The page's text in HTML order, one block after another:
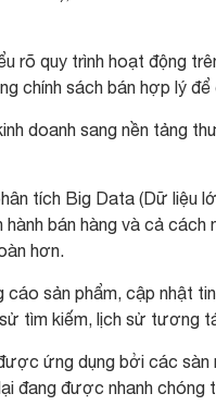
rõ quy trình hoạt động
chính sách bán hợp lý để
doanh sang nền tảng
tích Big Data (Dữ liệu
bán hàng và cả
hơn.
sản phẩm, cập nhật
tìm kiếm, lịch sử tương
ứng dụng bởi các
đang được nhanh chóng